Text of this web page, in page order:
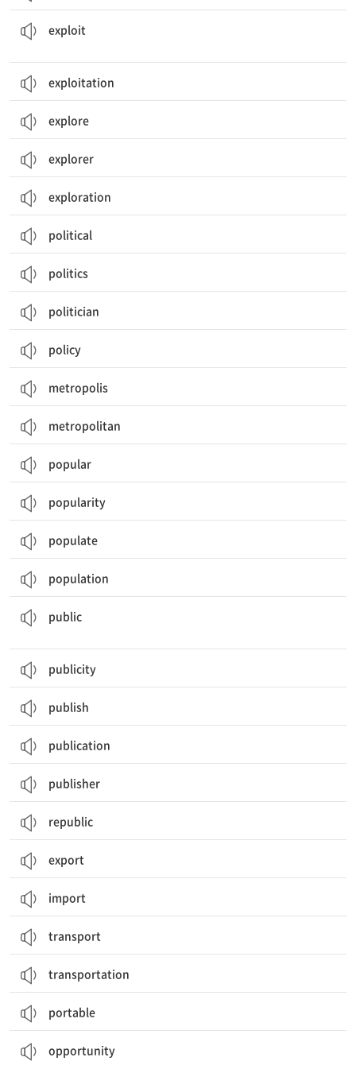
exploit
exploitation
explore
explorer
exploration
political
politics
politician
policy
metropolis
metropolitan
popular
popularity
populate
population
public
publicity
publish
publication
publisher
republic
export
import
transport
transportation
portable
opportunity